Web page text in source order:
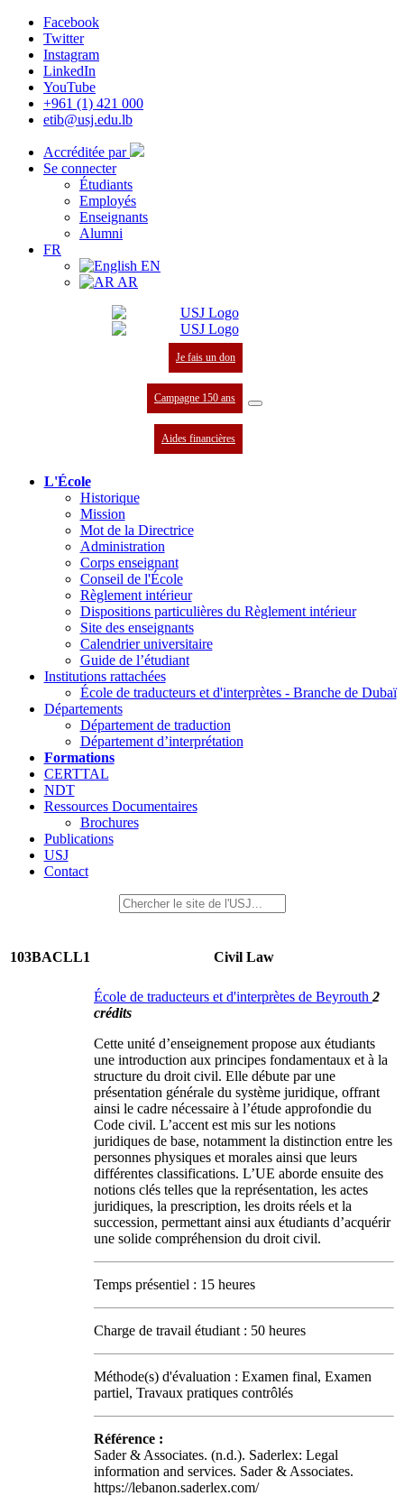
Facebook
Twitter
Instagram
LinkedIn
YouTube
+961 (1) 421 000
etib@usj.edu.lb
Accréditée par
Se connecter
Étudiants
Employés
Enseignants
Alumni
FR
EN
AR
Je fais un don
Campagne 150 ans
Aides financières
L'École
Historique
Mission
Mot de la Directrice
Administration
Corps enseignant
Conseil de l'École
Règlement intérieur
Dispositions particulières du Règlement intérieur
Site des enseignants
Calendrier universitaire
Guide de l’étudiant
Institutions rattachées
École de traducteurs et d'interprètes - Branche de Dubaï
Départements
Département de traduction
Département d’interprétation
Formations
CERTTAL
NDT
Ressources Documentaires
Brochures
Publications
USJ
Contact
103BACLL1 Civil Law
École de traducteurs et d'interprètes de Beyrouth 2
crédits
Cette unité d’enseignement propose aux étudiants
une introduction aux principes fondamentaux et à la
structure du droit civil. Elle débute par une
présentation générale du système juridique, offrant
ainsi le cadre nécessaire à l’étude approfondie du
Code civil. L’accent est mis sur les notions
juridiques de base, notamment la distinction entre les
personnes physiques et morales ainsi que leurs
différentes classifications. L’UE aborde ensuite des
notions clés telles que la représentation, les actes
juridiques, la prescription, les droits réels et la
succession, permettant ainsi aux étudiants d’acquérir
une solide compréhension du droit civil.
Temps présentiel : 15 heures
Charge de travail étudiant : 50 heures
Méthode(s) d'évaluation : Examen final, Examen
partiel, Travaux pratiques contrôlés
Référence :
Sader & Associates. (n.d.). Saderlex: Legal
information and services. Sader & Associates.
https://lebanon.saderlex.com/